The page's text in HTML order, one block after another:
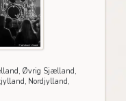
Øvrig Sjælland,
Nordjylland,